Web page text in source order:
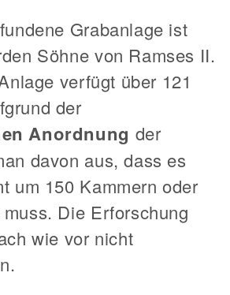
Grabanlage ist
Söhne von Ramses II.
verfügt über 121
der
Anordnung der
davon aus, dass es
um 150 Kammern oder
Die Erforschung
wie vor nicht